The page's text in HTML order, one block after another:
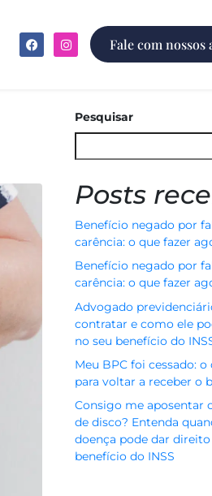
Fale com nossos
Pesquisar
Posts
Benefício negado por
carência: o que fazer
Benefício negado por
carência: o que fazer
Advogado
contratar e como ele
no seu benefício do
Meu BPC foi cessado: o
para voltar a receber o
Consigo me aposentar
de disco? Entenda
doença pode dar direito
benefício do INSS